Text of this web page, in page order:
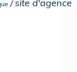
/site d'agence